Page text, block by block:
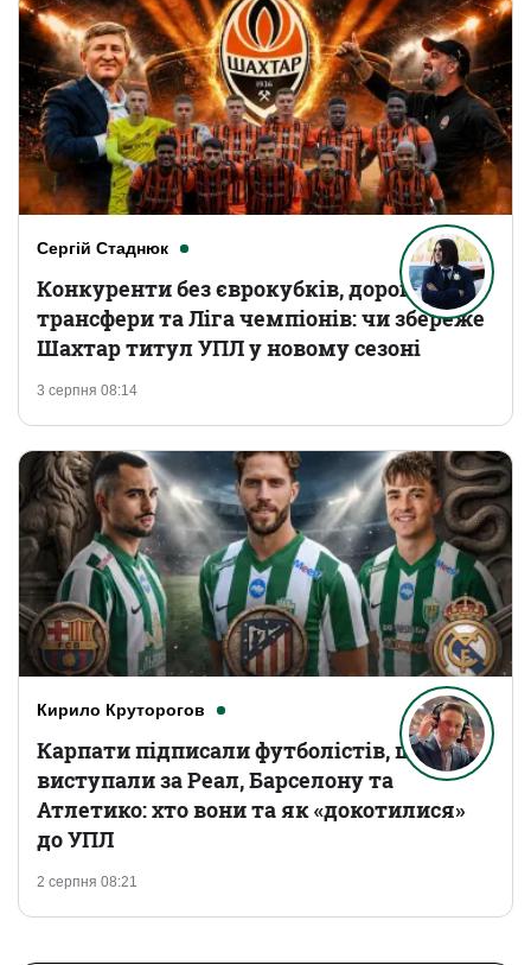
Сергій Стаднюк
3 серпня 08:14
Конкуренти без єврокубків, дорогі
трансфери та Ліга чемпіонів: чи збереже
Шахтар титул УПЛ у новому сезоні
Кирило Круторогов
2 серпня 08:21
Карпати підписали футболістів, що
виступали за Реал, Барселону та
Атлетико: хто вони та як «докотилися»
до УПЛ